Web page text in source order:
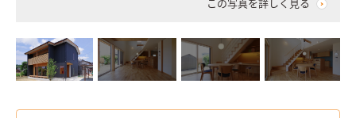
この写真を詳しく見る